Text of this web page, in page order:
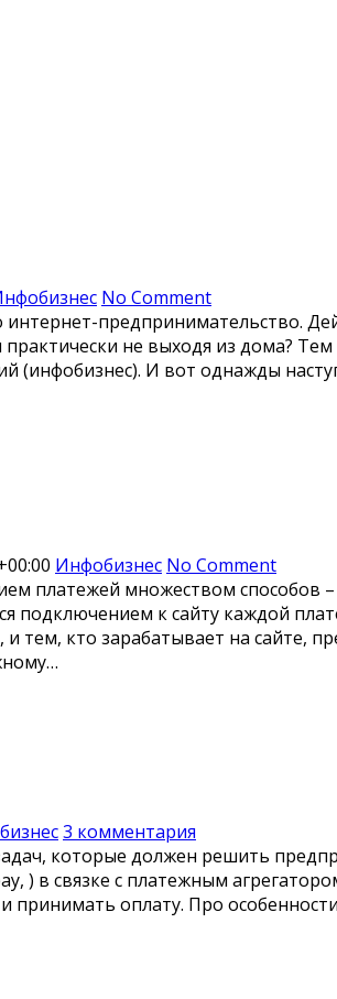
No Comment
предпринимательство.
не выходя из дома? Тем
(инфобизнес). И вот однажды
Инфобизнес No Comment
платежей множеством способов
подключением к сайту каждой
кто зарабатывает на сайте,
3 комментария
которые должен решить
) в связке с платежным
оплату. Про